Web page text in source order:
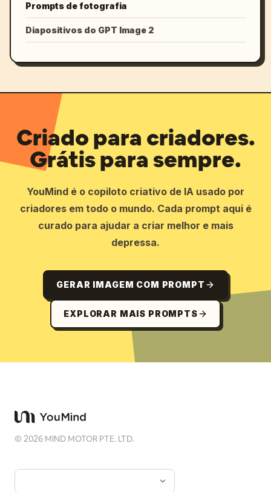
Prompts de fotografia
Diapositivos do GPT Image 2
Criado para criadores.
Grátis para sempre.
YouMind é o copiloto criativo de IA usado por
criadores em todo o mundo. Cada prompt aqui é
curado para ajudar a criar melhor e mais
depressa.
GERAR IMAGEM COM PROMPT
EXPLORAR MAIS PROMPTS
©2026 MIND MOTOR PTE. LTD.